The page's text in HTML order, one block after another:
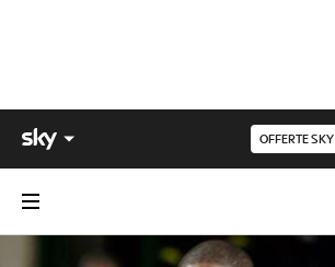
OFFERTE SKY